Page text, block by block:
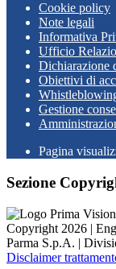
Cookie policy
Note legali
Informativa
Ufficio
Dichiarazione
Obiettivi di
Gestione
Pagina
Sezione
Copyright 2026 |
Parma S.p.A. |
Disclaimer